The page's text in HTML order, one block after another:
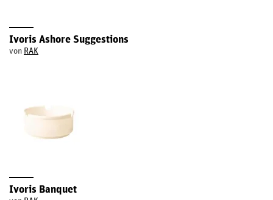
Ivoris Ashore Suggestions
von RAK
Ivoris Banquet